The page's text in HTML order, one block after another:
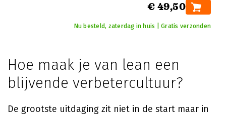
€ 49,50
Nu besteld, zaterdag in huis | Gratis verzonden
Hoe maak je van lean een
blijvende verbetercultuur?
De grootste uitdaging zit niet in de start maar in